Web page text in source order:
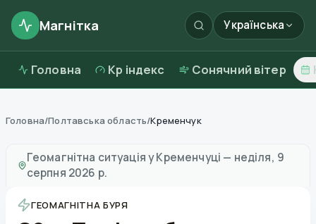
Магнітка Українська
Головна Kp індекс Сонячний вітер
Головна/Полтавська область/Кременчук
Геомагнітна ситуація уКременчуці — неділя, 9
серпня 2026 р.
ГЕОМАГНІТНА БУРЯ